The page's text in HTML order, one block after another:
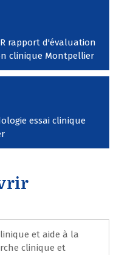
rapport d'évaluation
clinique Montpellier
essai clinique
et aide à la
clinique et